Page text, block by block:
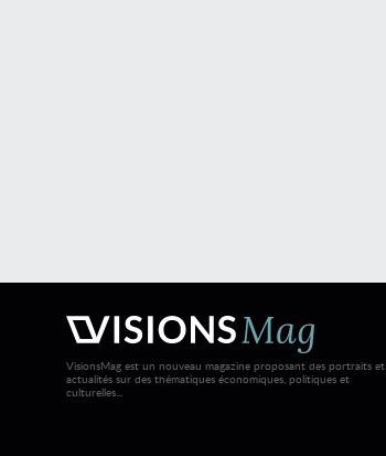
VisionsMag est un nouveau magazine proposant des portraits et
actualités sur des thématiques économiques, politiques et
culturelles...